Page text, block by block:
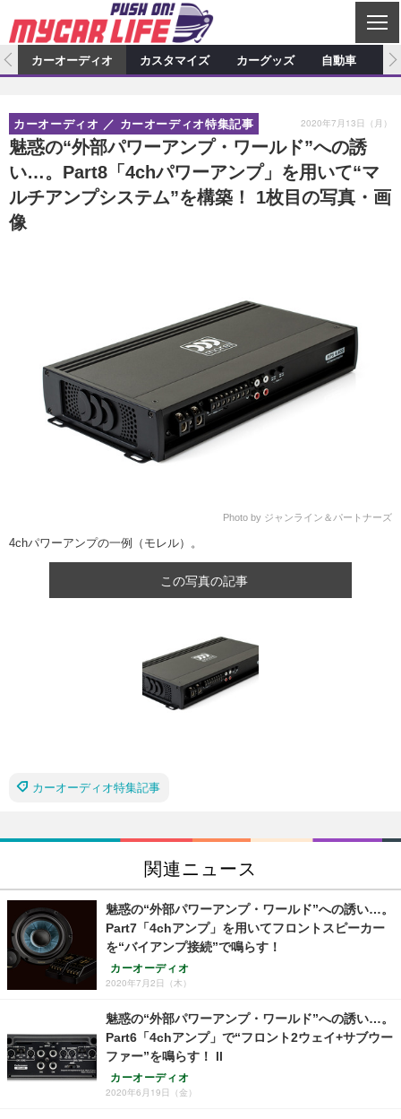
C
L
S
E
カーオーディオ
プロショップ検索 ショップ訪問記
カーオーディオニュース デモカー製作記
その他
カスタマイズ特集記事 カスタマイズ新製品情報
カスタマイズニュース
カーグッズ
カーグッズ特集記事 カーグッズ新製品情報
カーグッズニュース
自動車
アクセスランキング
カーオーディオ カスタマイズ カーグッズ 自動車
魅惑の“外部パワーアンプ・ワールド”への誘
い…。Part8「4chパワーアンプ」を用いて“マ
ルチアンプシステム”を構築！ 1枚目の写真・画
像
カーオーディオ カーオーディオ特集記事 2020年7月13日（月）
Photo by ジャンライン＆パートナーズ
4chパワーアンプの一例（モレル）。
この写真の記事
カーオーディオ特集記事
関連ニュース
魅惑の“外部パワーアンプ・ワールド”への誘い…。
Part7「4chアンプ」を用いてフロントスピーカー
を“バイアンプ接続”で鳴らす！
カーオーディオ
2020年7月2日（木）
魅惑の“外部パワーアンプ・ワールド”への誘い…。
Part6「4chアンプ」で“フロント2ウェイ+サブウー
ファー”を鳴らす！ ll
カーオーディオ
2020年6月19日（金）